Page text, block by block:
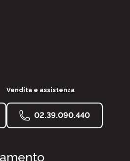
Vendita e assistenza
02.39.090.440